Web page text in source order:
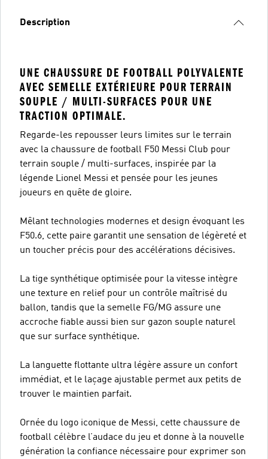
Description
UNE CHAUSSURE DE FOOTBALL POLYVALENTE
AVEC SEMELLE EXTÉRIEURE POUR TERRAIN
SOUPLE / MULTI-SURFACES POUR UNE
TRACTION OPTIMALE.
Regarde-les repousser leurs limites sur le terrain
avec la chaussure de football F50 Messi Club pour
terrain souple / multi-surfaces, inspirée par la
légende Lionel Messi et pensée pour les jeunes
joueurs en quête de gloire.
Mêlant technologies modernes et design évoquant les
F50.6, cette paire garantit une sensation de légèreté et
un toucher précis pour des accélérations décisives.
La tige synthétique optimisée pour la vitesse intègre
une texture en relief pour un contrôle maîtrisé du
ballon, tandis que la semelle FG/MG assure une
accroche fiable aussi bien sur gazon souple naturel
que sur surface synthétique.
La languette flottante ultra légère assure un confort
immédiat, et le laçage ajustable permet aux petits de
trouver le maintien parfait.
Ornée du logo iconique de Messi, cette chaussure de
football célèbre l’audace du jeu et donne à la nouvelle
génération la confiance nécessaire pour exprimer son